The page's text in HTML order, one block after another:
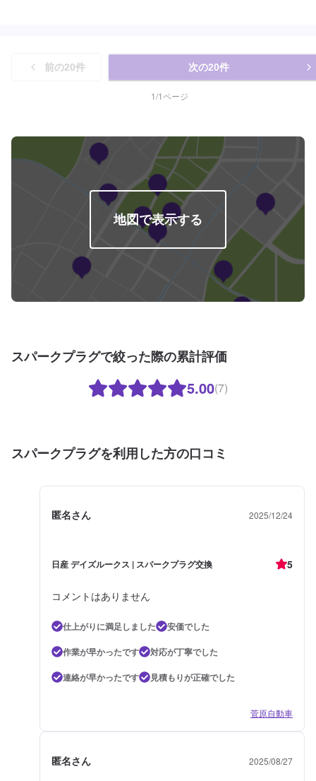
前の20件 次の20件
1/1ページ
地図で表示する
スパークプラグで絞った際の累計評価
5.00(7)
スパークプラグを利用した方の口コミ
匿名さん 2025/12/24
日産 デイズルークス | スパークプラグ交換 5
コメントはありません
仕上がりに満足しました
安価でした
作業が早かったです
対応が丁寧でした
連絡が早かったです
見積もりが正確でした
菅原自動車
匿名さん 2025/08/27